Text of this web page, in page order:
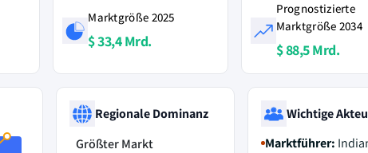
Marktgröße 2025
$ 33,4 Mrd.
Prognostizierte
Marktgröße 2034
$ 88,5 Mrd.
Regionale Dominanz
Größter Markt
Wichtige
Marktführer: